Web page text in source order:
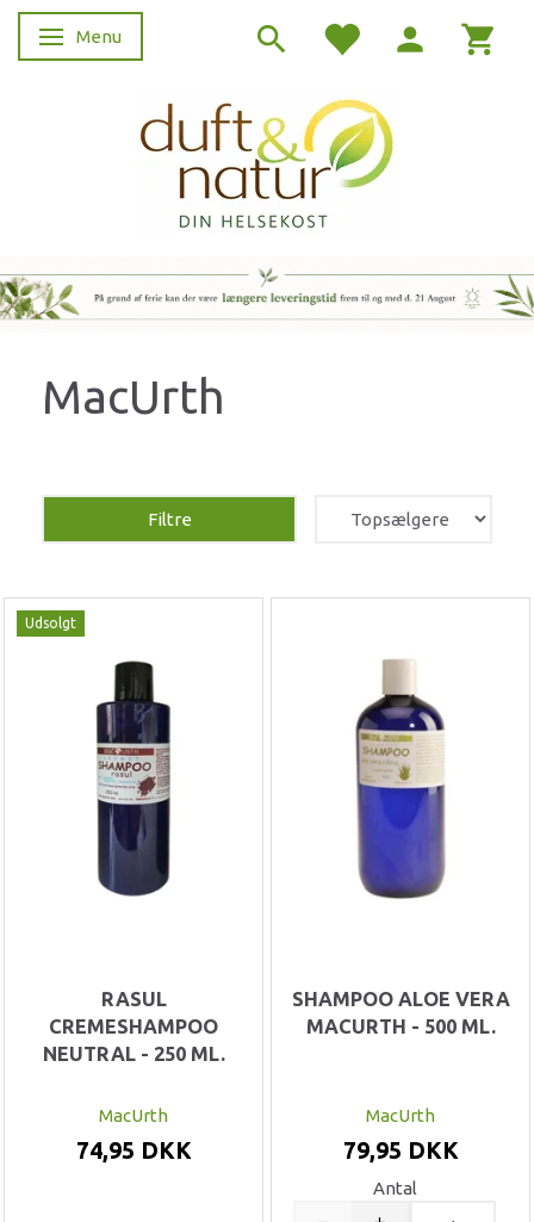
Skifte navigation
Menu
MacUrth
Filtre
Udsolgt
RASUL
CREMESHAMPOO
NEUTRAL - 250 ML.
MacUrth
74,95 DKK
SHAMPOO ALOE VERA
MACURTH - 500 ML.
MacUrth
79,95 DKK
Antal